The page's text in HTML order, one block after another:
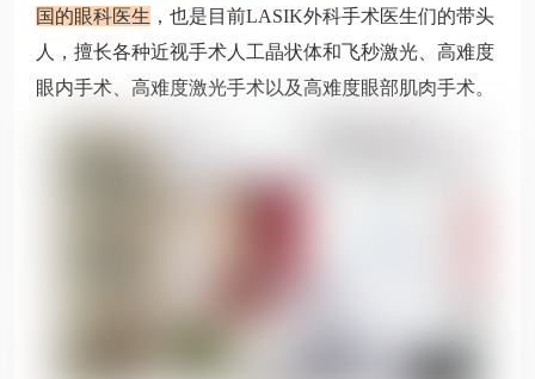
国的眼科医生 ，也是目前LASIK外科手术医生们的带头
人，擅长各种近视手术人工晶状体和飞秒激光、高难度
眼内手术、高难度激光手术以及高难度眼部肌肉手术。